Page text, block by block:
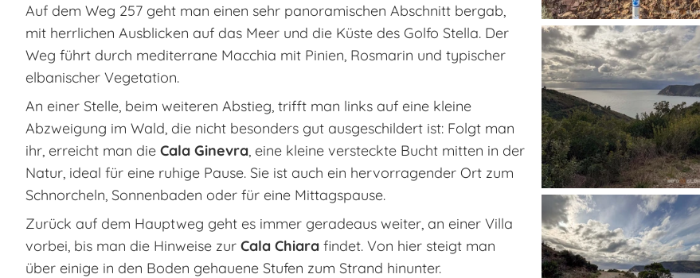
Auf dem Weg 257 geht man einen sehr panoramischen Abschnitt bergab,
mit herrlichen Ausblicken auf das Meer und die Küste des Golfo Stella. Der
Weg führt durch mediterrane Macchia mit Pinien, Rosmarin und typischer
elbanischer Vegetation.
An einer Stelle, beim weiteren Abstieg, trifft man links auf eine kleine
Abzweigung im Wald, die nicht besonders gut ausgeschildert ist: Folgt man
ihr, erreicht man die Cala Ginevra, eine kleine versteckte Bucht mitten in der
Natur, ideal für eine ruhige Pause. Sie ist auch ein hervorragender Ort zum
Schnorcheln, Sonnenbaden oder für eine Mittagspause.
Zurück auf dem Hauptweg geht es immer geradeaus weiter, an einer Villa
vorbei, bis man die Hinweise zur Cala Chiara findet. Von hier steigt man
über einige in den Boden gehauene Stufen zum Strand hinunter.